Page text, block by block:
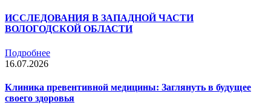
ИССЛЕДОВАНИЯ В ЗАПАДНОЙ ЧАСТИ
ВОЛОГОДСКОЙ ОБЛАСТИ
Подробнее
16.07.2026
Клиника превентивной медицины: Заглянуть в будущее
своего здоровья